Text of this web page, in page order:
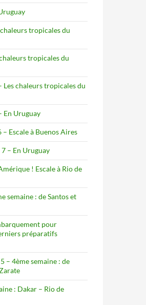
tropicales du
tropicales du
Les chaleurs tropicales du
En Uruguay
– Escale à Buenos Aires
7 – En Uruguay
! Escale à Rio de
semaine : de Santos et
pour
préparatifs
5 – 4ème semaine : de
: Dakar – Rio de